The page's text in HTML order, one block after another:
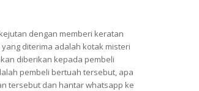
kejutan dengan memberi keratan
yang diterima adalah kotak misteri
diberikan kepada pembeli
pembeli bertuah tersebut, apa
tersebut dan hantar whatsapp ke